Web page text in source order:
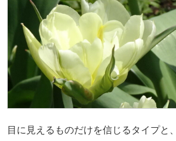
目に見えるものだけを信じるタイプと